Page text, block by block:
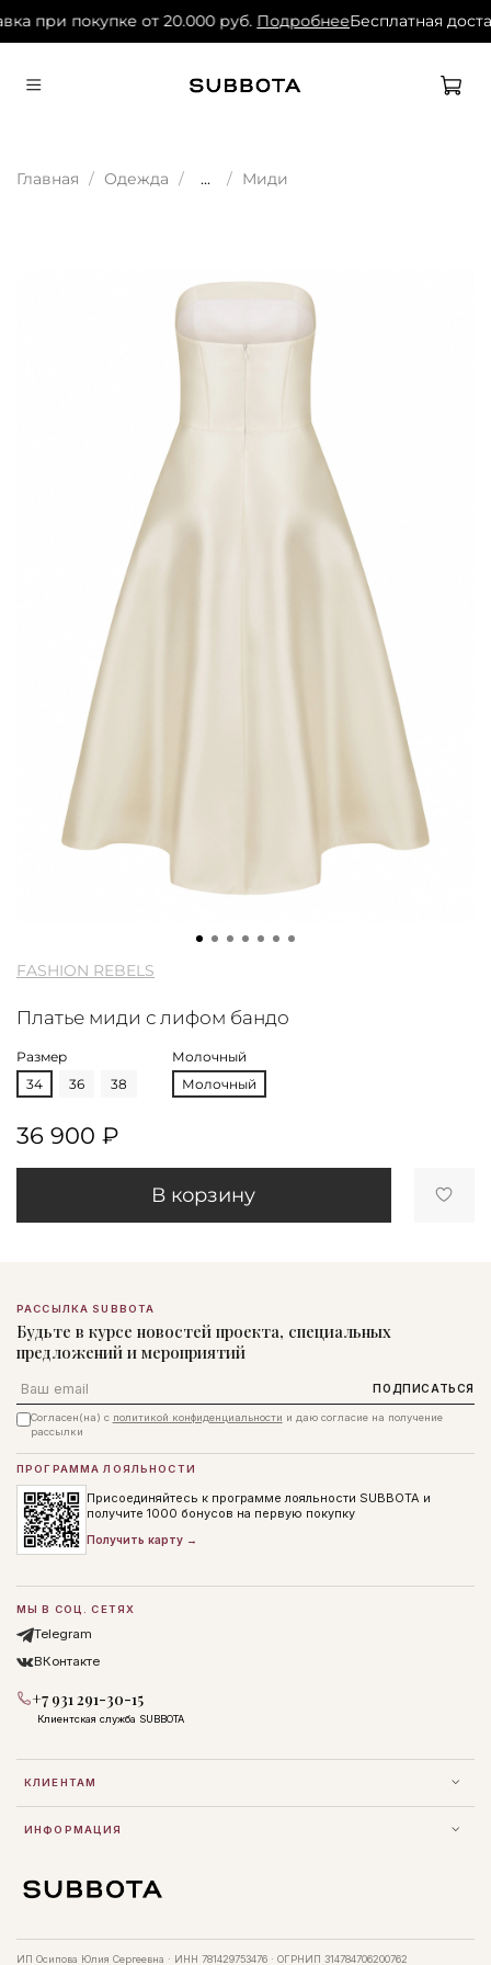
при покупке от 20.000 руб. ПодробнееБесплатная
Главная Одежда ... Миди
FASHION REBELS
Платье миди с лифом бандо
Размер
34
36 38
Молочный
Молочный
36 900 ₽
В корзину
РАССЫЛКА SUBBOTA
Будьте в курсе новостей проекта, специальных
предложений и мероприятий
Email ПОДПИСАТЬСЯ
Согласен(на) с политикой конфиденциальности и даю согласие на получение
рассылки
КЛИЕНТАМ
ИНФОРМАЦИЯ
ПРОГРАММА ЛОЯЛЬНОСТИ
Присоединяйтесь к программе лояльности SUBBOTA и
получите 1000 бонусов на первую покупку
Получить карту →
МЫ В СОЦ. СЕТЯХ
Telegram
ВКонтакте
+7 931 291-30-15
Клиентская служба SUBBOTA
ИП Осипова Юлия Сергеевна · ИНН 781429753476 · ОГРНИП 314784706200762